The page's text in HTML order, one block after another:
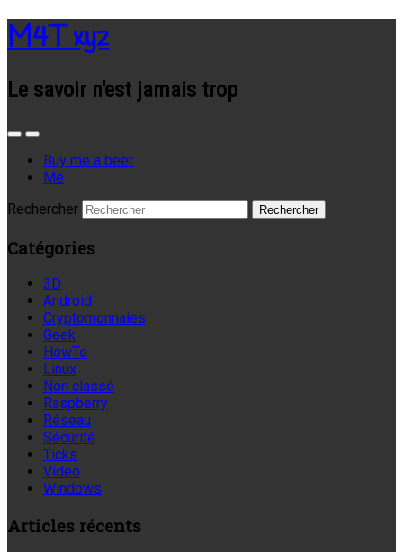
M4T xyz
Le savoir n'est jamais trop
Buy me a beer
Me
Rechercher
Catégories
3D
Android
Cryptomonnaies
Geek
HowTo
Linux
Non classé
Raspberry
Réseau
Sécurité
Ticks
Video
Windows
Articles récents